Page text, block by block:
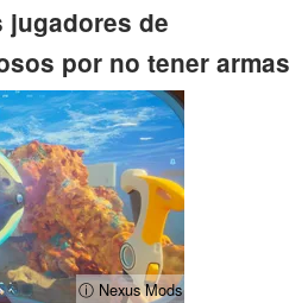
de
por no tener armas
ⓘ Nexus Mods